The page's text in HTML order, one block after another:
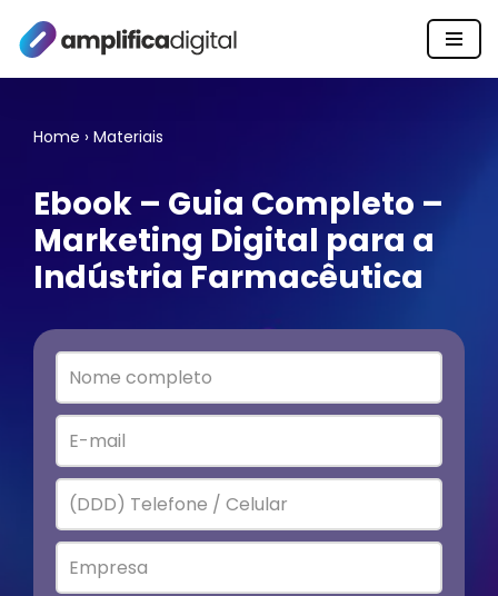
Pular
Home › Materiais
Ebook – Guia Completo –
Marketing Digital para a
Indústria Farmacêutica